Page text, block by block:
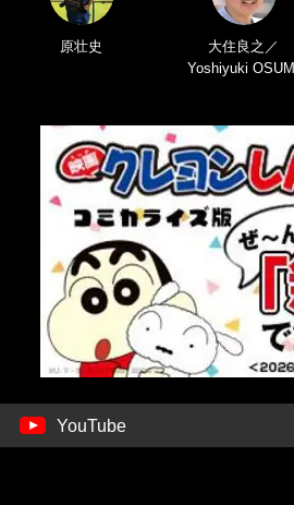
原壮史
大住良之／
Yoshiyuki OSUMI
YouTube